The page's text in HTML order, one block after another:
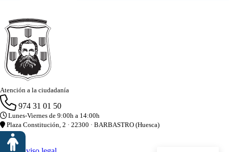
Atención a la ciudadanía
974 31 01 50
Lunes-Viernes de 9:00h a 14:00h
Plaza Constitución, 2 · 22300 · BARBASTRO (Huesca)